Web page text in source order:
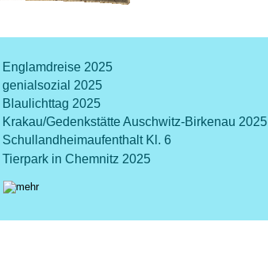
Englamdreise 2025
genialsozial 2025
Blaulichttag 2025
Krakau/Gedenkstätte Auschwitz-Birkenau 2025
Schullandheimaufenthalt Kl. 6
Tierpark in Chemnitz 2025